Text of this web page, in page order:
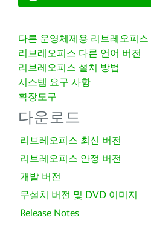
다른 운영체제용 리브레오피스
리브레오피스 다른 언어 버전
리브레오피스 설치 방법
시스템 요구 사항
확장도구
다운로드
리브레오피스 최신 버전
리브레오피스 안정 버전
개발 버전
무설치 버전 및 DVD 이미지
Release Notes